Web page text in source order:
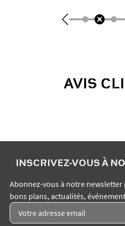
AVIS
INSCRIVEZ-VOUS À
Abonnez-vous à notre
bons plans, actualités,